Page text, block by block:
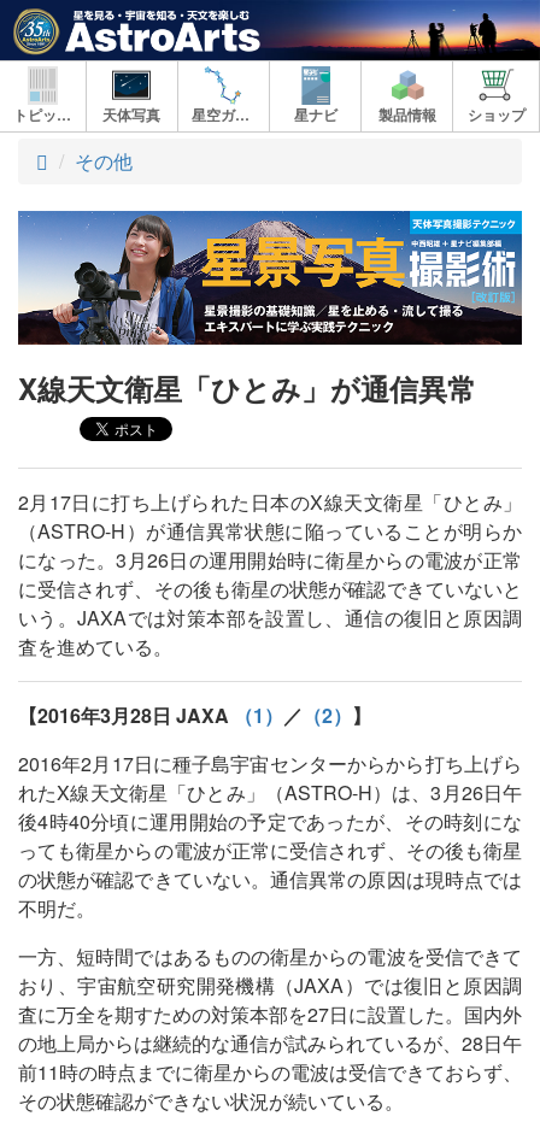
トピックス 天体写真 星空ガイド 星ナビ 製品情報 ショップ
ト
プ
その他
X線天文衛星「ひとみ」が通信異常
2月17日に打ち上げられた日本のX線天文衛星「ひとみ」
（ASTRO-H）が通信異常状態に陥っていることが明らか
になった。3月26日の運用開始時に衛星からの電波が正常
に受信されず、その後も衛星の状態が確認できていないと
いう。JAXAでは対策本部を設置し、通信の復旧と原因調
査を進めている。
【2016年3月28日 JAXA （1） ／ （2） 】
2016年2月17日に種子島宇宙センターからから打ち上げら
れたX線天文衛星「ひとみ」（ASTRO-H）は、3月26日午
後4時40分頃に運用開始の予定であったが、その時刻にな
っても衛星からの電波が正常に受信されず、その後も衛星
の状態が確認できていない。通信異常の原因は現時点では
不明だ。
一方、短時間ではあるものの衛星からの電波を受信できて
おり、宇宙航空研究開発機構（JAXA）では復旧と原因調
査に万全を期すための対策本部を27日に設置した。国内外
の地上局からは継続的な通信が試みられているが、28日午
前11時の時点までに衛星からの電波は受信できておらず、
その状態確認ができない状況が続いている。